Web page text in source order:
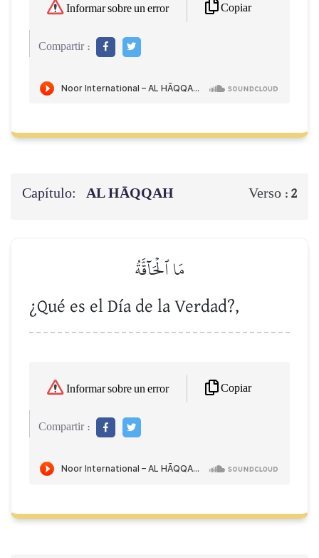
Informar sobre un error Copiar
Compartir :
Capítulo: AL HĀQQAH Verso : 2
مَا ٱلۡحَآقَّةُ
¿Qué es el Día de la Verdad?,
Informar sobre un error Copiar
Compartir :